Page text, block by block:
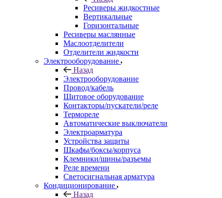
Ресиверы жидкостные
Вертикальные
Горизонтальные
Ресиверы маслянные
Маслоотделители
Отделители жидкости
Электрооборудование
Назад
Электрооборудование
Провод/кабель
Щитовое оборудование
Контакторы/пускатели/реле
Термореле
Автоматические выключатели
Электроарматура
Устройства защиты
Шкафы/боксы/корпуса
Клемники/шины/разъемы
Реле времени
Светосигнальная арматура
Кондиционирование
Назад